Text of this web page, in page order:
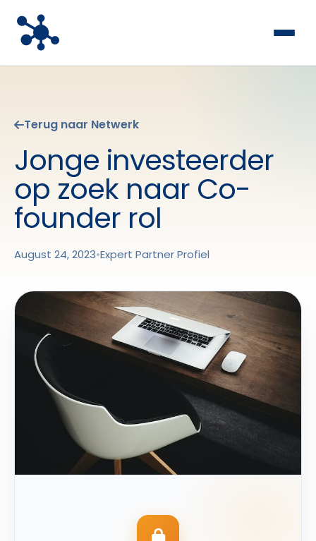
Terug naar Netwerk
Jonge investeerder
op zoek naar Co-
founder rol
August 24, 2023•Expert Partner Profiel